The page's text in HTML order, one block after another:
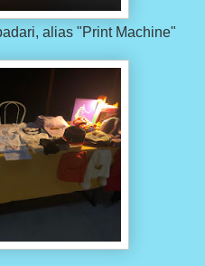
alias "Print Machine"